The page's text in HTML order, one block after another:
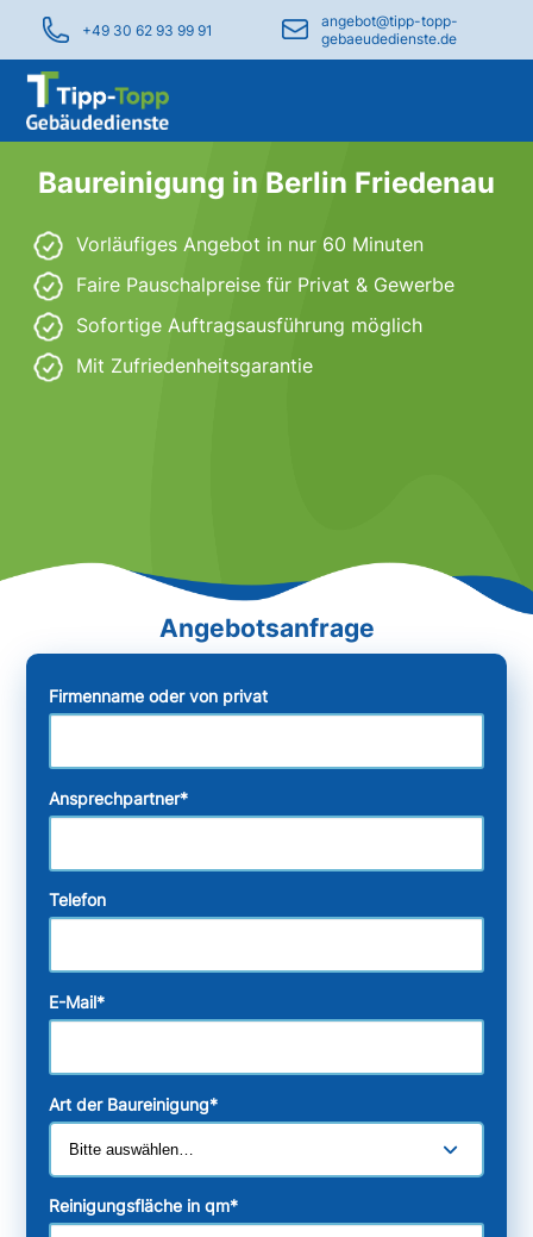
+49 30 62 93 99 91
angebot@tipp-topp-
gebaeudedienste.de
Baureinigung in Berlin Friedenau
Vorläufiges Angebot in nur 60 Minuten
Faire Pauschalpreise für Privat & Gewerbe
Sofortige Auftragsausführung möglich
Mit Zufriedenheitsgarantie
Firmenname oder von privat
Ansprechpartner*
Telefon
E-Mail*
Art der Baureinigung*
Reinigungsfläche in qm*